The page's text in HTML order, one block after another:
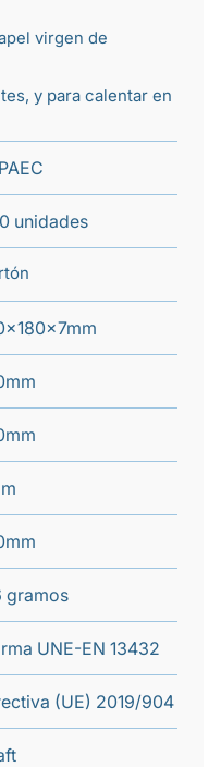
virgen de
y para calentar en
unidades
gramos
UNE-EN 13432
(UE) 2019/904